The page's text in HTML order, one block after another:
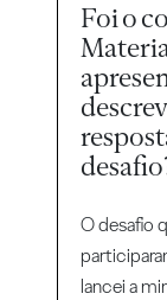
Foi o
O desafio
lancei a